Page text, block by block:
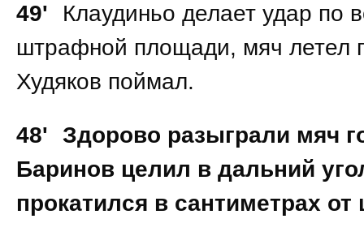
49'
Клаудиньо делает удар по
штрафной площади, мяч летел
Худяков поймал.
48'
Здорово разыграли мяч
Баринов целил в дальний
прокатился в сантиметрах от